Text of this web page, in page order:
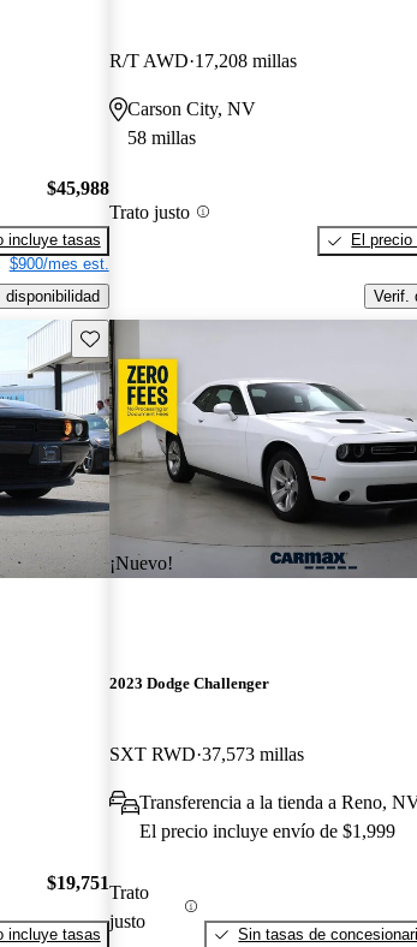
$45,988
incluye tasas
$900/mes est.
disponibilidad
R/T AWD 17,208 millas
Carson City, NV
58 millas
Trato justo
El
Verif.
Guarda este Aviso
$19,751
incluye tasas
¡Nuevo!
2023 Dodge Challenger
SXT RWD 37,573 millas
Transferencia a la tienda a Reno,
El precio incluye envío de $1,999
Trato
justo
Sin tasas de